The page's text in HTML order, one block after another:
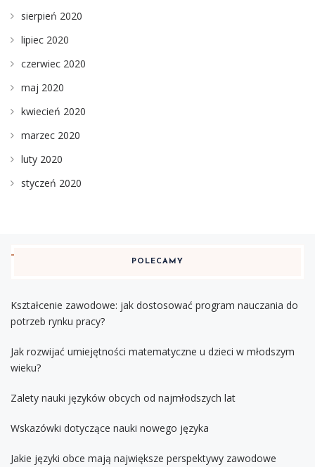
sierpień 2020
lipiec 2020
czerwiec 2020
maj 2020
kwiecień 2020
marzec 2020
luty 2020
styczeń 2020
POLECAMY
Kształcenie zawodowe: jak dostosować program nauczania do
potrzeb rynku pracy?
Jak rozwijać umiejętności matematyczne u dzieci w młodszym
wieku?
Zalety nauki języków obcych od najmłodszych lat
Wskazówki dotyczące nauki nowego języka
Jakie języki obce mają największe perspektywy zawodowe